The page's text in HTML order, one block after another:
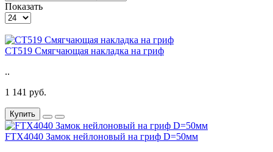
Показать
CT519 Смягчающая накладка на гриф
..
1 141 руб.
Купить
FTX4040 Замок нейлоновый на гриф D=50мм